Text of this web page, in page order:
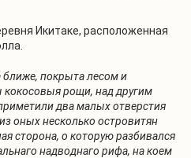
Икитаке, расположенная
ближе, покрыта лесом и
рощи, над другим
два малых отверстия
оных несколько островитян
сторона, о которую разбивался
надводнаго рифа, на коем